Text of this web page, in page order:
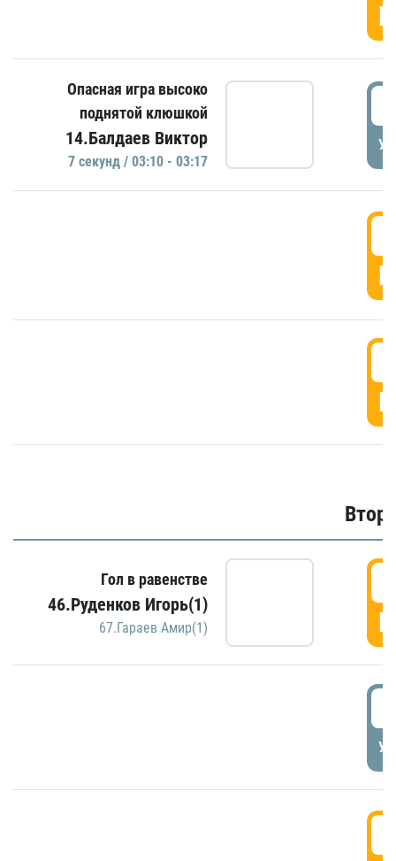
Опасная игра высоко
поднятой клюшкой
14.Балдаев Виктор
7 секунд / 03:10 - 03:17
Гол в равенстве
46.Руденков Игорь(1)
67.Гараев Амир(1)